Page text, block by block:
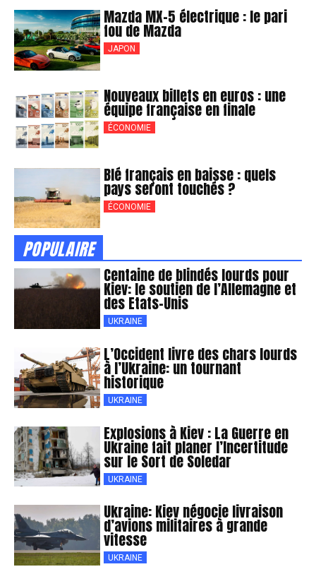
Mazda MX-5 électrique : le pari
fou de Mazda
JAPON
Nouveaux billets en euros : une
équipe française en finale
ÉCONOMIE
Blé français en baisse : quels
pays seront touchés ?
ÉCONOMIE
POPULAIRE
Centaine de blindés lourds pour
Kiev: le soutien de l’Allemagne et
des Etats-Unis
UKRAINE
L’Occident livre des chars lourds
à l’Ukraine: un tournant
historique
UKRAINE
Explosions à Kiev : La Guerre en
Ukraine fait planer l’Incertitude
sur le Sort de Soledar
UKRAINE
Ukraine: Kiev négocie livraison
d’avions militaires à grande
vitesse
UKRAINE